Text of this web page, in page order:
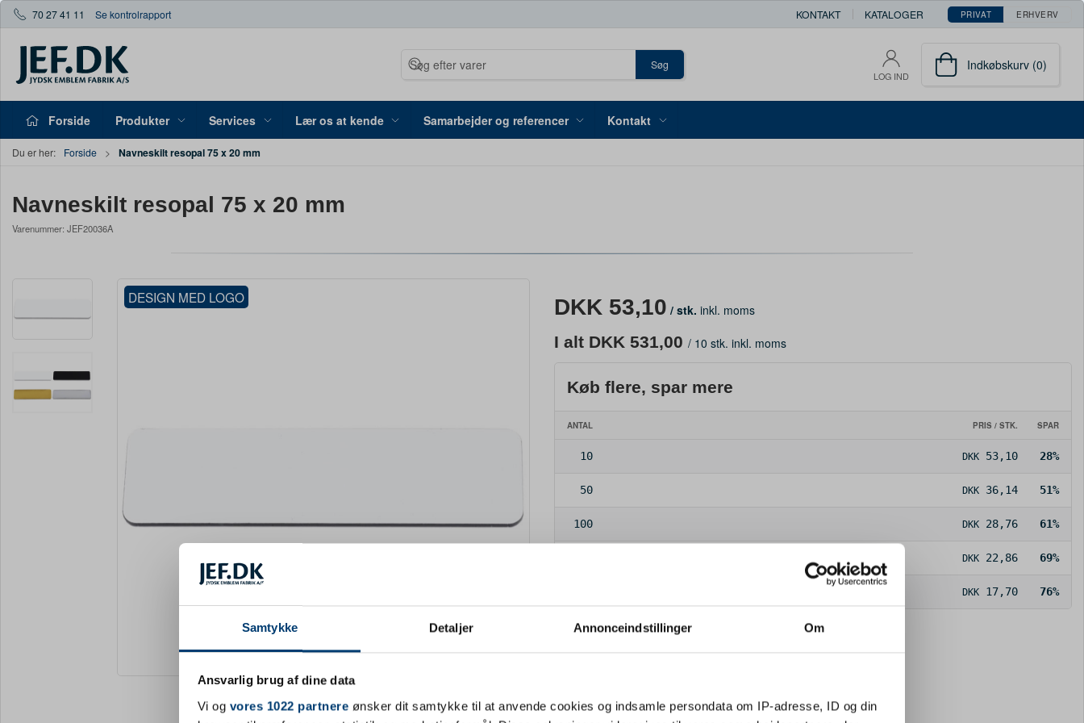
Samtykke Detaljer Annonceindstillinger Om
Ansvarlig brug af dine data
Vi og vores 1022 partnere ønsker dit samtykke til at anvende cookies og indsamle persondata om IP-adresse, ID og din
70 27 41 11 Se kontrolrapport KONTAKT KATALOGER PRIVAT ERHVERV
Søg
LOG IND
Indkøbskurv (0)
Forside Produkter Services Lær os at kende Samarbejder og referencer Kontakt
Du er her: Forside Navneskilt resopal 75 x 20 mm
Navneskilt resopal 75 x 20 mm
Varenummer: JEF20036A
DESIGN MED LOGO
Forstør
DKK 53,10 / stk. inkl. moms
I alt DKK 531,00 / 10 stk. inkl. moms
Køb flere, spar mere
ANTAL PRIS / STK. SPAR
10 DKK 53,10 28%
50 DKK 36,14 51%
100 DKK 28,76 61%
DKK 22,86 69%
DKK 17,70 76%
Farve:
HVID